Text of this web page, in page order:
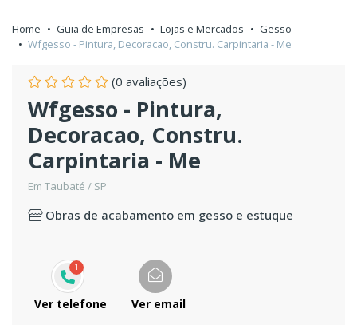
Home Guia de Empresas Lojas e Mercados
Gesso
Wfgesso - Pintura, Decoracao, Constru. Carpintaria - Me
(0 avaliações)
Wfgesso - Pintura,
Decoracao, Constru.
Carpintaria - Me
Em Taubaté / SP
Obras de acabamento em gesso e estuque
1
Ver telefone Ver email